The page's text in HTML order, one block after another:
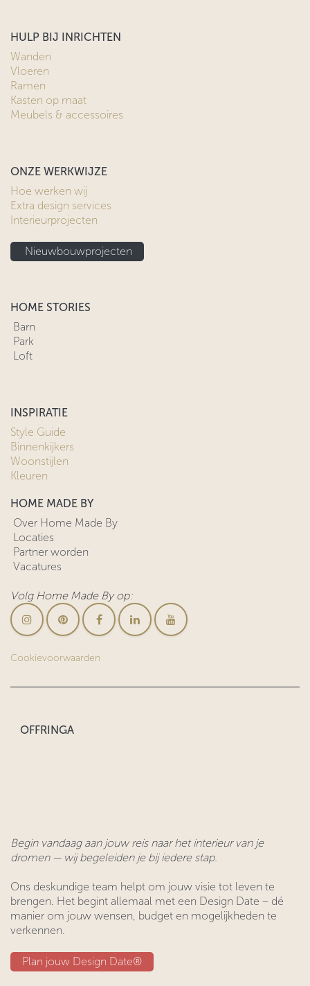
HULP BIJ INRICHTEN
Wanden
Vloeren
Ramen
Kasten op maat
Meubels & accessoires
ONZE WERKWIJZE
Hoe werken wij
Extra design services
Interieurprojecten
Nieuwbouwprojecten
HOME STORIES
Barn
Park
Loft
INSPIRATIE
Style Guide
Binnenkijkers
Woonstijlen
Kleuren
HOME MADE BY
Over Home Made By
Locaties
Partner worden
Vacatures
Volg Home Made By op:
Cookievoorwaarden
OFFRINGA
Begin vandaag aan jouw reis naar het interieur van je
dromen — wij begeleiden je bij iedere stap.
Ons deskundige team helpt om jouw visie tot leven te
brengen. Het begint allemaal met een Design Date – dé
manier om jouw wensen, budget en mogelijkheden te
verkennen.
Plan jouw Design ​​Date®​​